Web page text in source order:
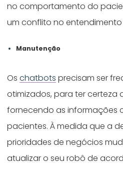
no comportamento do
um conflito no
Manutenção
Oschatbots precisam ser
otimizados, para ter certeza
fornecendo as informações
pacientes. À medida que a
prioridades de negócios
atualizar o seu robô de